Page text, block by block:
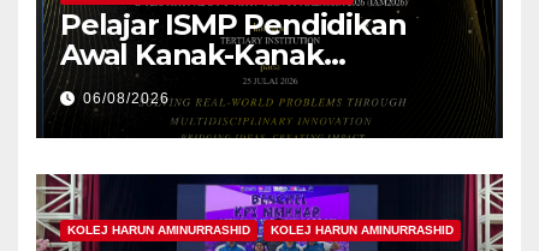
Pelajar ISMP Pendidikan
Awal Kanak-Kanak
Cemerlang Raih
Pengiktirafan Antarabangsa
di IAM2026
06/08/2026
KOLEJ HARUN AMINURRASHID KOLEJ HARUN AMINURRASHID